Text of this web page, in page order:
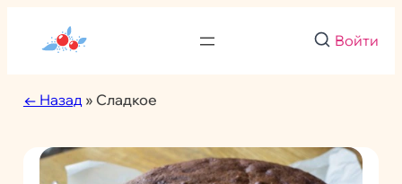
Войти
← Назад » Сладкое